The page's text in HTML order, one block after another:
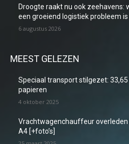
Droogte raakt nu ook zeehavens:
een groeiend logistiek probleem is
6 augustus 2026
MEEST GELEZEN
Speciaal transport stilgezet:
papieren
4 oktober 2025
Vrachtwagenchauffeur
A4 [+foto’s]